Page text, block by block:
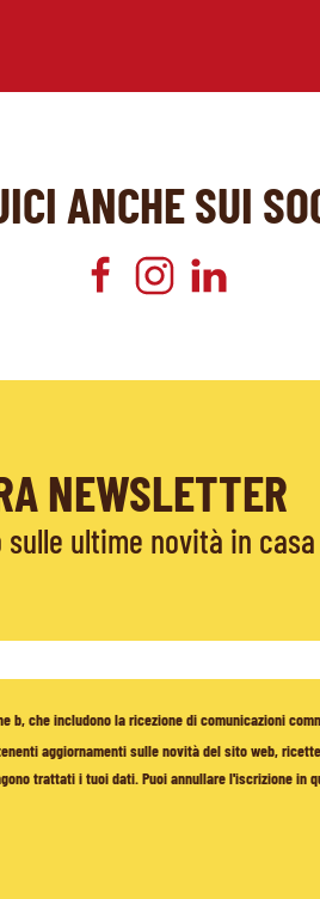
ANCHE SUI
NEWSLETTER
ultime novità in
che includono la ricezione di comunicazioni
aggiornamenti sulle novità del sito web,
trattati i tuoi dati. Puoi annullare l'iscrizione in